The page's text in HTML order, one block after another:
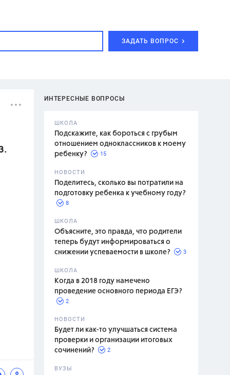
ЗАДАТЬ ВОПРОС
ИНТЕРЕСНЫЕ ВОПРОСЫ
ШКОЛА
Подскажите, как бороться с грубым
отношением одноклассников к моему
ребенку?
15
НОВОСТИ
Поделитесь, сколько вы потратили на
подготовку ребенка к учебному году?
8
ШКОЛА
Объясните, это правда, что родители
теперь будут информироваться о
снижении успеваемости в школе?
3
ШКОЛА
Когда в 2018 году намечено
проведение основного периода ЕГЭ?
2
НОВОСТИ
Будет ли как-то улучшаться система
проверки и организации итоговых
сочинений?
2
ВУЗЫ